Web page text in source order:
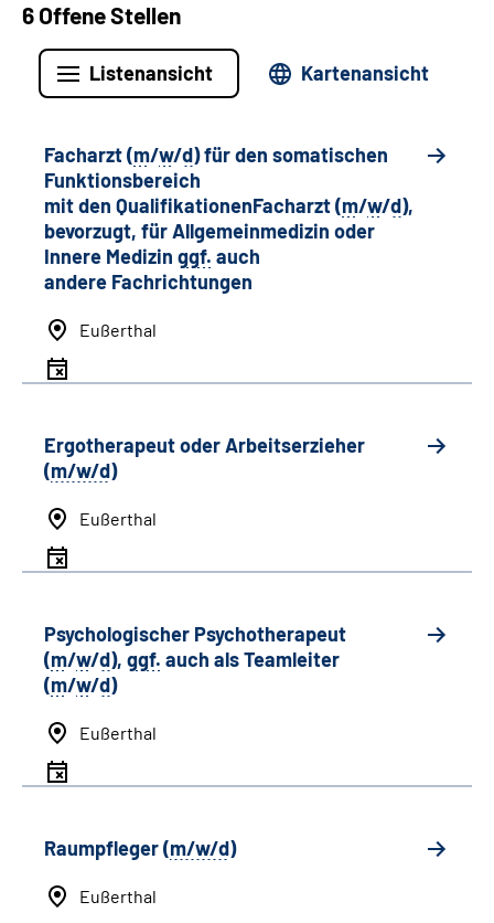
6 Offene Stellen
Listenansicht Kartenansicht
Facharzt (m/w/d) für den somatischen
Funktionsbereich
mit den QualifikationenFacharzt (m/w/d),
bevorzugt, für Allgemeinmedizin oder
Innere Medizin ggf. auch
andere Fachrichtungen
Eußerthal
Ergotherapeut oder Arbeitserzieher
(m/w/d)
Eußerthal
Psychologischer Psychotherapeut
(m/w/d), ggf. auch alsTeamleiter
(m/w/d)
Eußerthal
Raumpfleger (m/w/d)
Eußerthal